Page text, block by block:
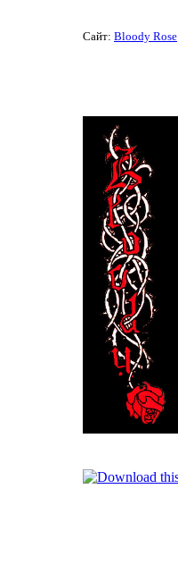
Сайт: Bloody Rose